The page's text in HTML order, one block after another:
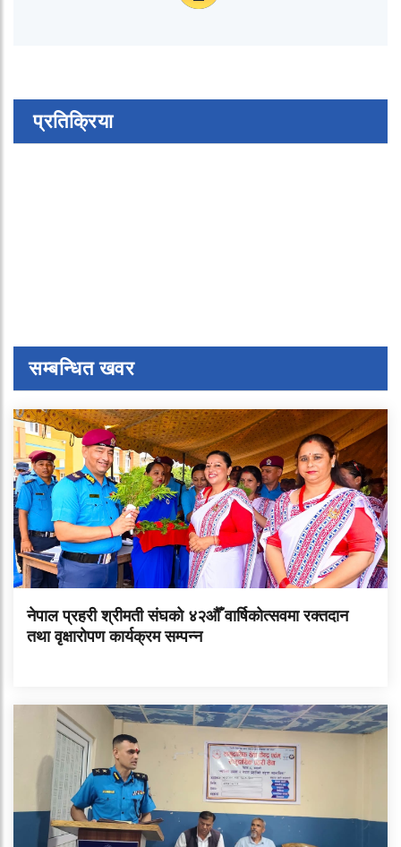
प्रतिक्रिया
सम्बन्धित खवर
नेपाल प्रहरी श्रीमती संघको ४२औँ वार्षिकोत्सवमा रक्तदान
तथा वृक्षारोपण कार्यक्रम सम्पन्न